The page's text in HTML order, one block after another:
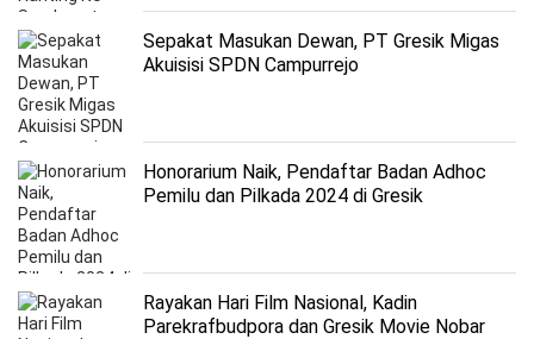
Sepakat Masukan Dewan, PT Gresik Migas
Akuisisi SPDN Campurrejo
Honorarium Naik, Pendaftar Badan Adhoc
Pemilu dan Pilkada 2024 di Gresik
Rayakan Hari Film Nasional, Kadin
Parekrafbudpora dan Gresik Movie Nobar